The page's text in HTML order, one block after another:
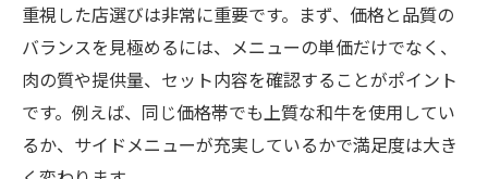
重視した店選びは非常に重要です。まず、価格と品質の
バランスを見極めるには、メニューの単価だけでなく、
肉の質や提供量、セット内容を確認することがポイント
です。例えば、同じ価格帯でも上質な和牛を使用してい
るか、サイドメニューが充実しているかで満足度は大き